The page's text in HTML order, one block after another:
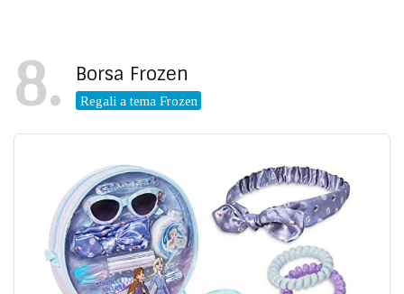
8 Borsa Frozen
Regali a tema Frozen